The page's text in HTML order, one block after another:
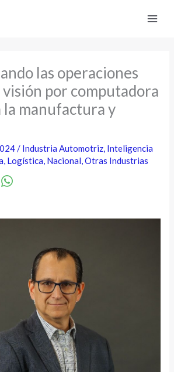
las operaciones
visión por computadora
manufactura y
/ Industria Automotriz, Inteligencia
, Logística, Nacional,Otras Industrias